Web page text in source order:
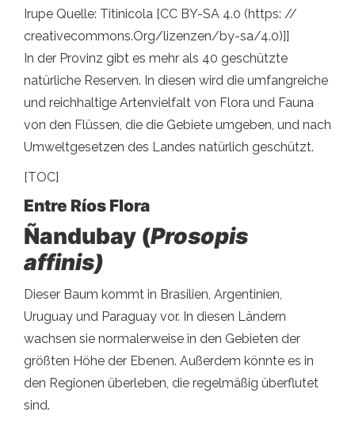
Irupe Quelle: Titinicola [CC BY-SA 4.0 (https: //
creativecommons.Org/lizenzen/by-sa/4.0)]]
In der Provinz gibt es mehr als 40 geschützte
natürliche Reserven. In diesen wird die umfangreiche
und reichhaltige Artenvielfalt von Flora und Fauna
von den Flüssen, die die Gebiete umgeben, und nach
Umweltgesetzen des Landes natürlich geschützt.
[TOC]
Entre Ríos Flora
Ñandubay (Prosopis
affinis)
Dieser Baum kommt in Brasilien, Argentinien,
Uruguay und Paraguay vor. In diesen Ländern
wachsen sie normalerweise in den Gebieten der
größten Höhe der Ebenen. Außerdem könnte es in
den Regionen überleben, die regelmäßig überflutet
sind.